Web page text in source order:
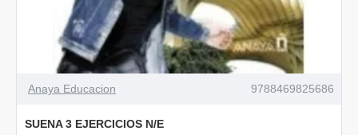
Anaya Educacion 9788469825686
SUENA 3 EJERCICIOS N/E